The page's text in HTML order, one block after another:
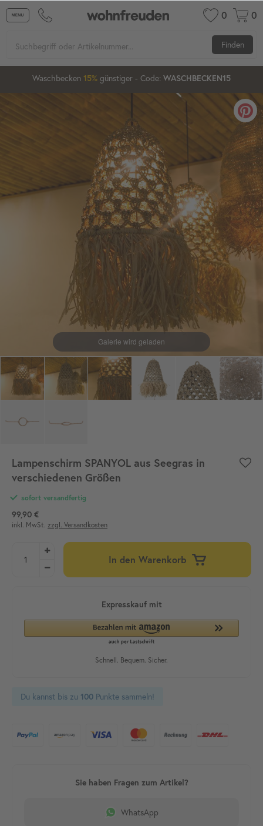
0 0
Finden
05 17 55
Waschbecken 15% günstiger - Code: WASCHBECKEN15
20%
Lampenschirm SPANYOL aus Seegras in
verschiedenen Größen
sofort versandfertig
99,90 €
inkl. MwSt. zzgl. Versandkosten
In den Warenkorb
Du kannst bis zu 100 Punkte sammeln!
WhatsApp